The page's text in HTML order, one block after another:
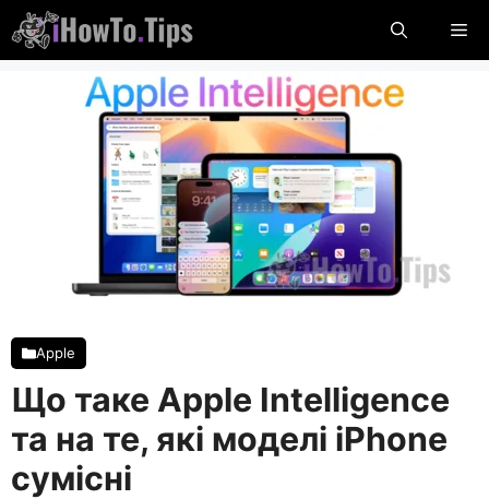
Пропустити
вміст
Apple
Що таке Apple Intelligence
та на те, які моделі iPhone
сумісні